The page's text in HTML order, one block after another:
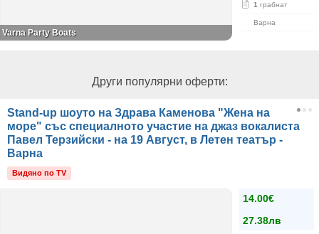
1 грабнат
Варна
Varna Party Boats
Други популярни оферти:
Stand-up шоуто на Здрава Каменова "Жена на
море" със специалното участие на джаз вокалиста
Павел Терзийски - на 19 Август, в Летен театър -
Варна
Видяно по TV
14.00€
27.38лв